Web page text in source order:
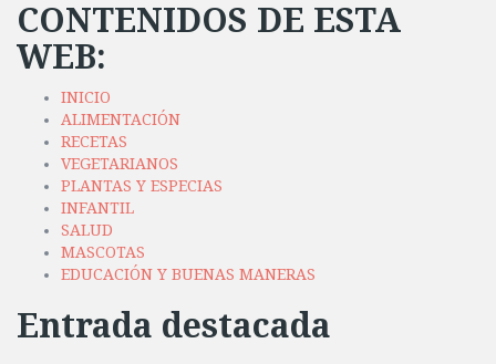
CONTENIDOS DE ESTA
WEB:
INICIO
ALIMENTACIÓN
RECETAS
VEGETARIANOS
PLANTAS Y ESPECIAS
INFANTIL
SALUD
MASCOTAS
EDUCACIÓN Y BUENAS MANERAS
Entrada destacada